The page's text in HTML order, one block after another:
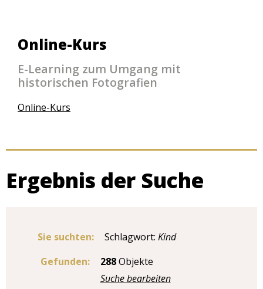
Online-Kurs
E-Learning zum Umgang mit
historischen Fotografien
Online-Kurs
Ergebnis der Suche
Sie suchten: Schlagwort: Kind
Gefunden:
288Objekte
Suche bearbeiten